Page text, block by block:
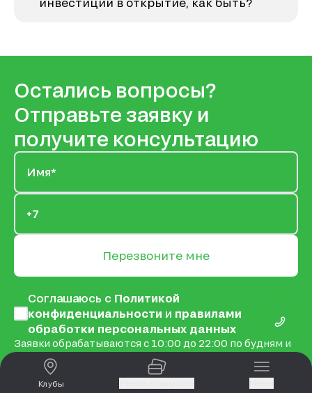
Клубы
Остались вопросы?
Отправьте заявку и
получите консультацию
Перезвоните мне
Соглашаюсь с Политикой
конфиденциальности и правилами
обработки персональных данных
Заявки обрабатываются с 10:00 до 22:00 по будням и
с 10:00 до 21:00 по выходным и праздникам